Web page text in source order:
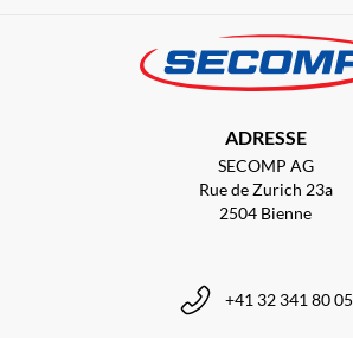
ADRESSE
SECOMP AG
Rue de Zurich 23a
2504 Bienne
+41 32 341 80 05